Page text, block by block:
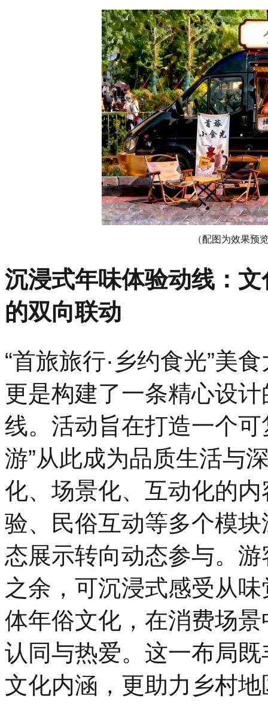
（配图为效果预
沉浸式年味体验动线：
的双向联动
“首旅旅行·乡约食光”美
更是构建了一条精心设
线。活动旨在打造一个
游”从此成为品质生活与
化、场景化、互动化的
验、民俗互动等多个模
态展示转向动态参与。
之余，可沉浸式感受从
体年俗文化，在消费场
认同与热爱。这一布局
文化内涵，更助力乡村